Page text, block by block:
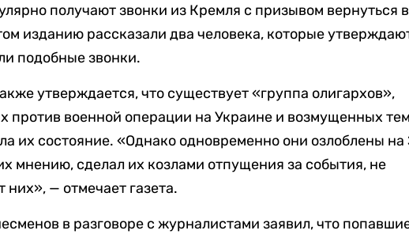
получают звонки из Кремля с призывом вернуться в
изданию рассказали два человека, которые
подобные звонки.
утверждается, что существует «группа олигархов»,
против военной операции на Украине и возмущенных
их состояние. «Однако одновременно они озлоблены на
мнению, сделал их козлами отпущения за события, не
них», — отмечает газета.
в разговоре с журналистами заявил, что